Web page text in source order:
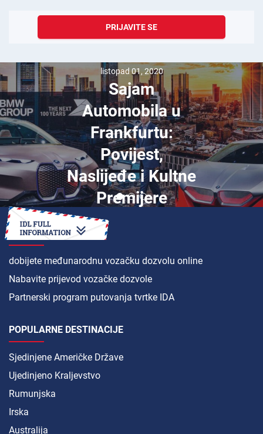
PRIJAVITE SE
listopad 01, 2020
Sajam
Automobila u
Frankfurtu:
Povijest,
Naslijeđe i Kultne
Premijere
KAKO DA
dobijete međunarodnu vozačku dozvolu online
Nabavite prijevod vozačke dozvole
Partnerski program putovanja tvrtke IDA
POPULARNE DESTINACIJE
Sjedinjene Američke Države
Ujedinjeno Kraljevstvo
Rumunjska
Irska
Australija